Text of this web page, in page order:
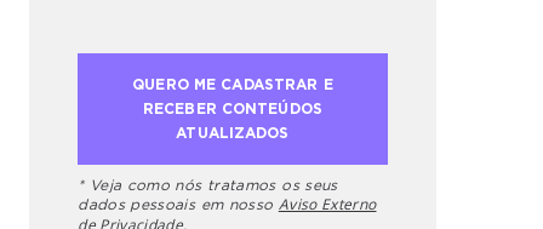
* Veja como nós tratamos os seus
dados pessoais em nosso Aviso Externo
de Privacidade.